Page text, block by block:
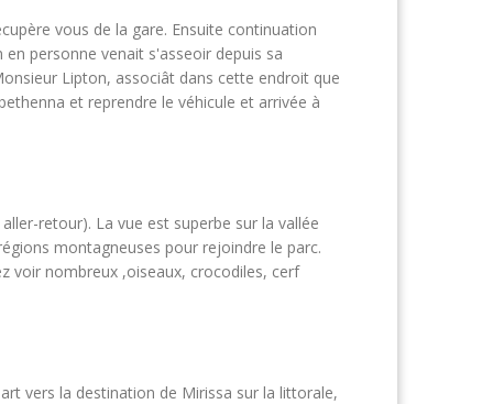
vous de la gare. Ensuite continuation
personne venait s'asseoir depuis sa
Lipton, associât dans cette endroit que
et reprendre le véhicule et arrivée à
retour). La vue est superbe sur la vallée
montagneuses pour rejoindre le parc.
voir nombreux ,oiseaux, crocodiles, cerf
vers la destination de Mirissa sur la littorale,